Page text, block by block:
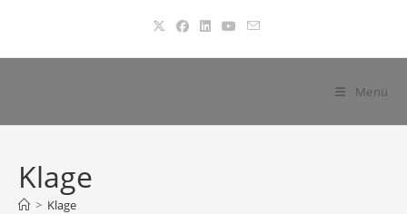
springen
Menü
Klage
> Klage